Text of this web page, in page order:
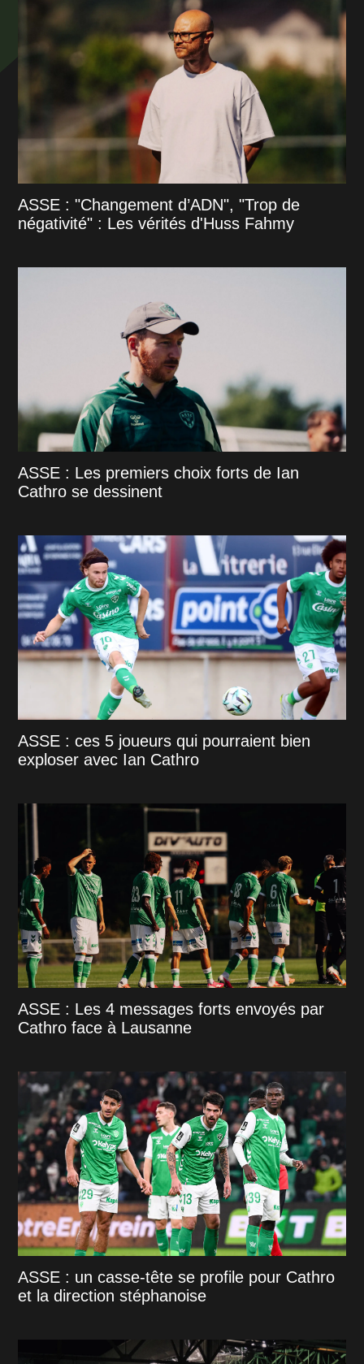
ASSE : "Changement d’ADN", "Trop de
négativité" : Les vérités d'Huss Fahmy
ASSE : Les premiers choix forts de Ian
Cathro se dessinent
ASSE : ces 5 joueurs qui pourraient bien
exploser avec Ian Cathro
ASSE : Les 4 messages forts envoyés par
Cathro face à Lausanne
ASSE : un casse-tête se profile pour Cathro
et la direction stéphanoise